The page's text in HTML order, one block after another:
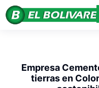
Empresa
tierras en